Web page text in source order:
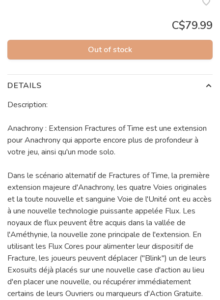
C$79.99
Out of stock
DETAILS
Description:
Anachrony : Extension Fractures of Time est une extension
pour Anachrony qui apporte encore plus de profondeur à
votre jeu, ainsi qu'un mode solo.
Dans le scénario alternatif de Fractures of Time, la première
extension majeure d'Anachrony, les quatre Voies originales
et la toute nouvelle et sanguine Voie de l'Unité ont eu accès
à une nouvelle technologie puissante appelée Flux. Les
noyaux de flux peuvent être acquis dans la vallée de
l'Améthynie, la nouvelle zone principale de l'extension. En
utilisant les Flux Cores pour alimenter leur dispositif de
Fracture, les joueurs peuvent déplacer ("Blink") un de leurs
Exosuits déjà placés sur une nouvelle case d'action au lieu
d'en placer une nouvelle, ou récupérer immédiatement
certains de leurs Ouvriers ou marqueurs d'Action Gratuite.